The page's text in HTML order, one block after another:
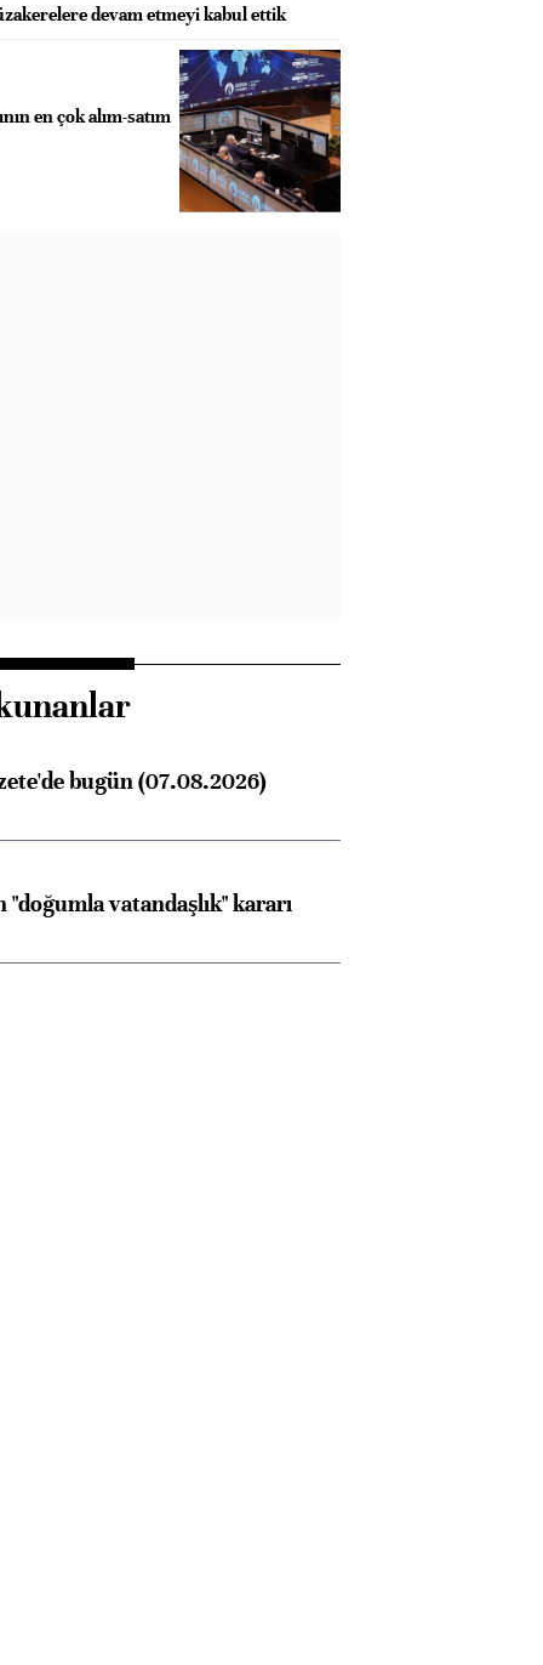
devam etmeyi kabul ettik
en çok alım-satım
bugün (07.08.2026)
vatandaşlık" kararı